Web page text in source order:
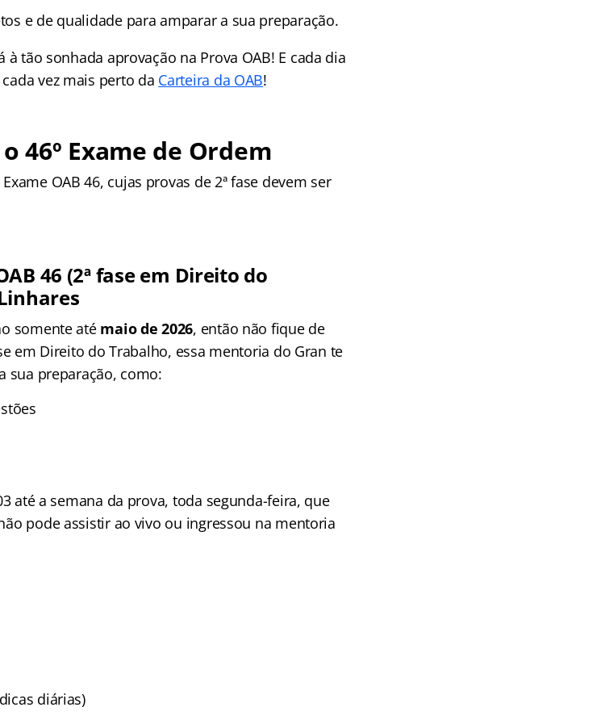
e de qualidade para amparar a sua preparação.
tão sonhada aprovação na Prova OAB! E cada dia
vez mais perto da Carteira da OAB!
46º Exame de Ordem
OAB 46, cujas provas de 2ª fase devem ser
46 (2ª fase em Direito do
somente até maio de 2026, então não fique de
em Direito do Trabalho, essa mentoria do Gran te
sua preparação, como:
até a semana da prova, toda segunda-feira, que
pode assistir ao vivo ou ingressou na mentoria
diárias)